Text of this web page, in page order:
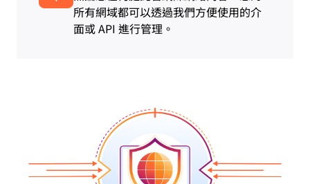
所有網域都可以透過我們方便使用的介
面或 API 進行管理。